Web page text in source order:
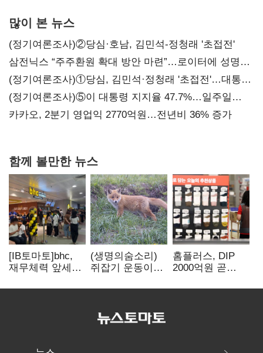
많이 본 뉴스
(정기여론조사)②당심·호남, 김민석-정청래 '초접전'
삼전닉스 “주주환원 확대 방안 마련”…로이터에 성명
보내
(정기여론조사)①당심, 김민석·정청래 '초접전'…대통령
지지도 '50% 아래로'(종합)
(정기여론조사)⑤이 대통령 지지율 47.7%…일주일
만에 다시 40%대
카카오, 2분기 영업익 2770억원…전년비 36% 증가
함께 볼만한 뉴스
[IB토마토]bhc,
재무체력 앞세워
투자…'본게임'
(생명의숨소리)
쥐잡기 운동이
대하여
홈플러스, DIP
2000억원 곧
영업 재개 예정